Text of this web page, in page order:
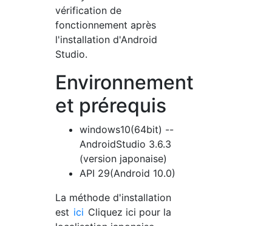
vérification de
fonctionnement après
l'installation d'Android
Studio.
Environnement
et prérequis
windows10(64bit) --
AndroidStudio 3.6.3
(version japonaise)
API 29(Android 10.0)
La méthode d'installation
est ici Cliquez ici pour la